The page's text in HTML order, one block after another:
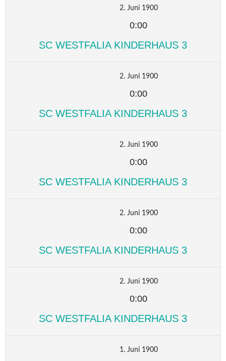
2. Juni 1900
0:00
SC WESTFALIA KINDERHAUS 3
2. Juni 1900
0:00
SC WESTFALIA KINDERHAUS 3
2. Juni 1900
0:00
SC WESTFALIA KINDERHAUS 3
2. Juni 1900
0:00
SC WESTFALIA KINDERHAUS 3
2. Juni 1900
0:00
SC WESTFALIA KINDERHAUS 3
1. Juni 1900